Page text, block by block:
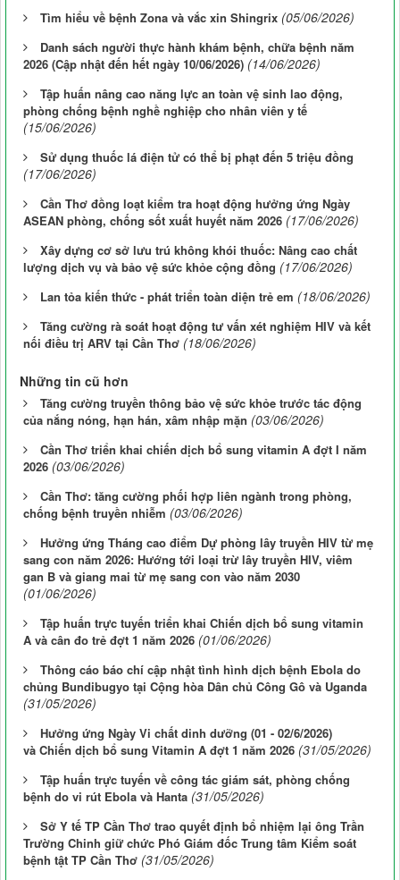
Tìm hiểu về bệnh Zona và vắc xin Shingrix (05/06/2026)
Danh sách người thực hành khám bệnh, chữa bệnh năm
2026 (Cập nhật đến hết ngày 10/06/2026) (14/06/2026)
Tập huấn nâng cao năng lực an toàn vệ sinh lao động,
phòng chống bệnh nghề nghiệp cho nhân viên y tế
(15/06/2026)
Sử dụng thuốc lá điện tử có thể bị phạt đến 5 triệu đồng
(17/06/2026)
Cần Thơ đồng loạt kiểm tra hoạt động hưởng ứng Ngày
ASEAN phòng, chống sốt xuất huyết năm 2026 (17/06/2026)
Xây dựng cơ sở lưu trú không khói thuốc: Nâng cao chất
lượng dịch vụ và bảo vệ sức khỏe cộng đồng (17/06/2026)
Lan tỏa kiến thức - phát triển toàn diện trẻ em (18/06/2026)
Tăng cường rà soát hoạt động tư vấn xét nghiệm HIV và kết
nối điều trị ARV tại Cần Thơ (18/06/2026)
Những tin cũ hơn
Tăng cường truyền thông bảo vệ sức khỏe trước tác động
của nắng nóng, hạn hán, xâm nhập mặn (03/06/2026)
Cần Thơ triển khai chiến dịch bổ sung vitamin A đợt I năm
2026 (03/06/2026)
Cần Thơ: tăng cường phối hợp liên ngành trong phòng,
chống bệnh truyền nhiễm (03/06/2026)
Hưởng ứng Tháng cao điểm Dự phòng lây truyền HIV từ mẹ
sang con năm 2026: Hướng tới loại trừ lây truyền HIV, viêm
gan B và giang mai từ mẹ sang con vào năm 2030
(01/06/2026)
Tập huấn trực tuyến triển khai Chiến dịch bổ sung vitamin
A và cân đo trẻ đợt 1 năm 2026 (01/06/2026)
Thông cáo báo chí cập nhật tình hình dịch bệnh Ebola do
chủng Bundibugyo tại Cộng hòa Dân chủ Công Gô và Uganda
(31/05/2026)
Hưởng ứng Ngày Vi chất dinh dưỡng (01 - 02/6/2026)
và Chiến dịch bổ sung Vitamin A đợt 1 năm 2026 (31/05/2026)
Tập huấn trực tuyến về công tác giám sát, phòng chống
bệnh do vi rút Ebola và Hanta (31/05/2026)
Sở Y tế TP Cần Thơ trao quyết định bổ nhiệm lại ông Trần
Trường Chinh giữ chức Phó Giám đốc Trung tâm Kiểm soát
bệnh tật TP Cần Thơ (31/05/2026)